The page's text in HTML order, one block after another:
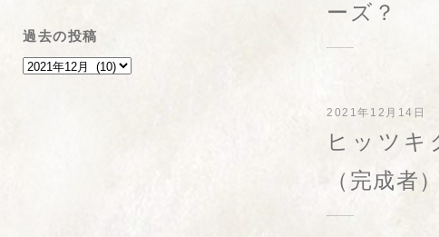
過去の投稿
ーズ？
2021年12月14日
ヒッツキ
（完成者